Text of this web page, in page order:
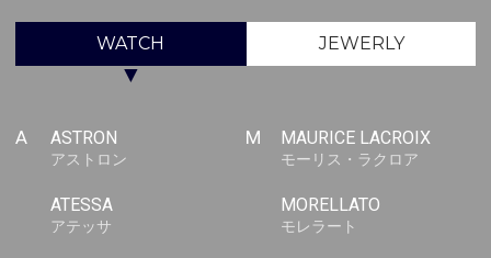
WATCH JEWERLY
▼
A ASTRON
アストロン
ATESSA
アテッサ
M MAURICE LACROIX
モーリス・ラクロア
MORELLATO
モレラート